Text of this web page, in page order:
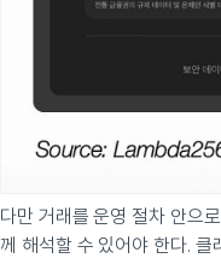
다만 거래를 운영 절차 안으
께 해석할 수 있어야 한다.